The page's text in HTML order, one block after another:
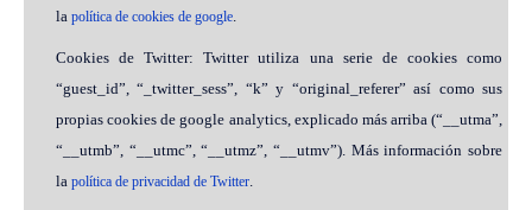
la política de cookies de google.
Cookies de Twitter: Twitter utiliza una serie de cookies como
“guest_id”, “_twitter_sess”, “k” y “original_referer” así como sus
propias cookies de google analytics, explicado más arriba (“__utma”,
“__utmb”, “__utmc”, “__utmz”, “__utmv”). Más información sobre
la política de privacidad de Twitter.